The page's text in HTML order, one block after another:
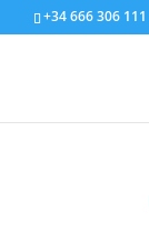
+34 666 306 111